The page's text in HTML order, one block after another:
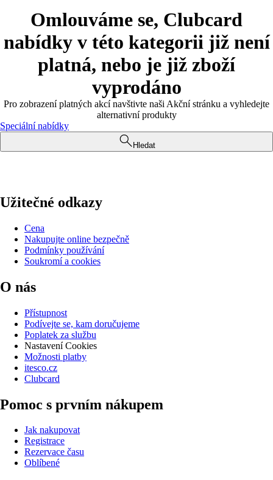
Omlouváme se, Clubcard
nabídky v této kategorii již není
platná, nebo je již zboží
vyprodáno
Pro zobrazení platných akcí navštivte naši Akční stránku a vyhledejte
alternativní produkty
Speciální nabídky
Hledat
Užitečné odkazy
Cena
Nakupujte online bezpečně
Podmínky používání
Soukromí a cookies
O nás
Přístupnost
Podívejte se, kam doručujeme
Poplatek za službu
Nastavení Cookies
Možnosti platby
itesco.cz
Clubcard
Pomoc s prvním nákupem
Jak nakupovat
Registrace
Rezervace času
Oblíbené